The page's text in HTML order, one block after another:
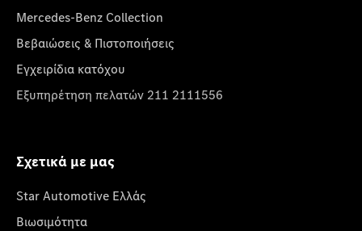
Mercedes-Benz Collection
Βεβαιώσεις & Πιστοποιήσεις
Εγχειρίδια κατόχου
Εξυπηρέτηση πελατών 211 2111556
Σχετικά με μας
Star Automotive Ελλάς
Βιωσιμότητα